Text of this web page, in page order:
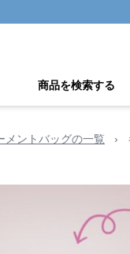
商品を検索する
メントバッグの一覧 ›